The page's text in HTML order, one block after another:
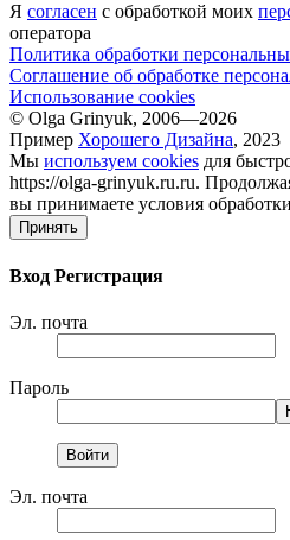
Я согласен с обработкой моих
оператора
Политика обработки
Соглашение об обработке
Использование cookies
© Olga Grinyuk, 2006—2026
Пример Хорошего Дизайна, 2023
Мы используем cookies для
https://olga-grinyuk.ru.ru.
вы принимаете условия обработки
Принять
Вход Регистрация
Эл. почта
Пароль
Эл. почта